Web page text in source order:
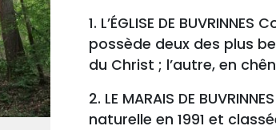
1. L’ÉGLISE DE
possède deux des plus
du Christ ; l’autre, en
2. LE MARAIS DE
naturelle en 1991 et